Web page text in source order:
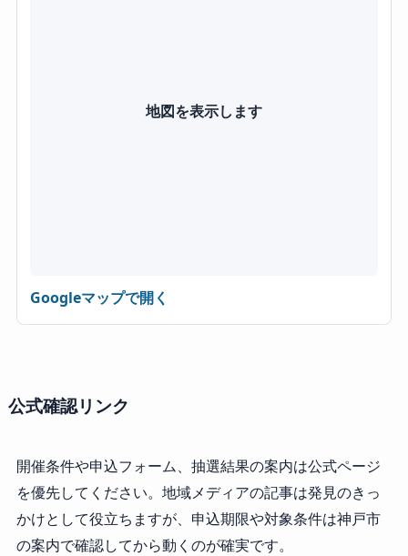
地図を表示します
Googleマップで開く
公式確認リンク
開催条件や申込フォーム、抽選結果の案内は公式ページ
を優先してください。地域メディアの記事は発見のきっ
かけとして役立ちますが、申込期限や対象条件は神戸市
の案内で確認してから動くのが確実です。